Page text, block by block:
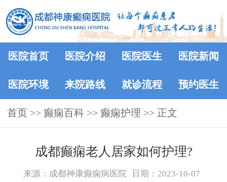
医院首页 医院介绍 医院医生 医院新闻
医院环境 来院路线 就诊流程 预约医生
首页 >> 癫痫百科 >> 癫痫护理 >> 正文
成都癫痫老人居家如何护理?
来源：成都神康癫痫病医院 日期：2023-10-07